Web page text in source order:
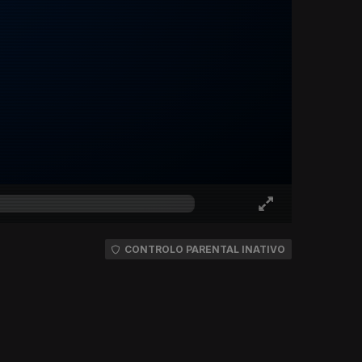
CONTROLO PARENTAL INATIVO